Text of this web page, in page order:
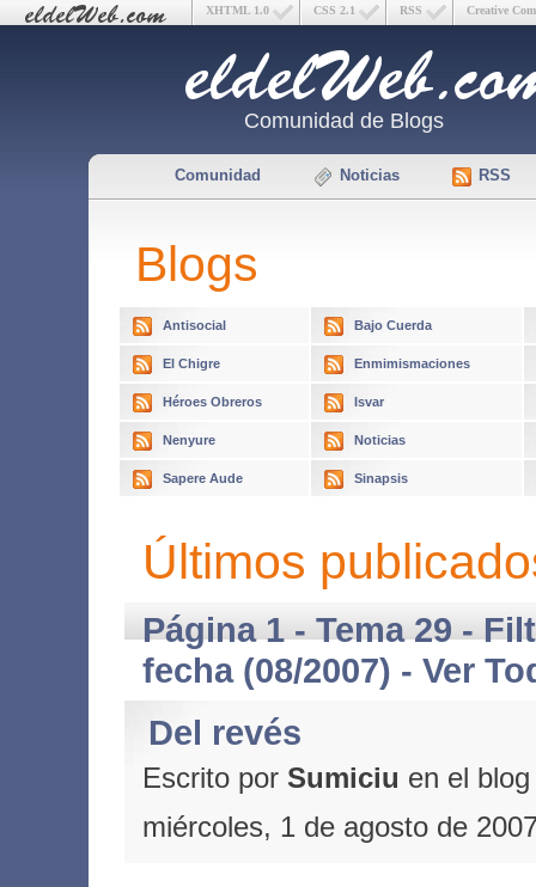
Creative
RSS
CSS 2.1
XHTML 1.0
Comunidad de Blogs
Comunidad Noticias RSS
Blogs
Antisocial Bajo Cuerda
El Chigre Enmimismaciones
Héroes Obreros Isvar
Nenyure Noticias
Sapere Aude Sinapsis
Últimos
Página 1 - Tema 29 -
fecha (08/2007) - Ver
Del revés
Escrito por Sumiciu en el
miércoles, 1 de agosto de